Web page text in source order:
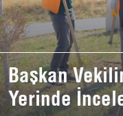
Başkan
Yerinde